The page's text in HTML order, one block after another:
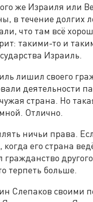
же Израиля или
в течение долгих
что там всё
такими-то и
Израиль.
лишил своего
деятельности
страна. Но
Отлично.
ничьи права.
когда его страна
терпеть больше.
Слепаков своими